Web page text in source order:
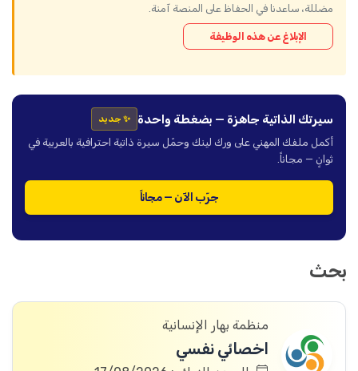
مضللة، ساعدنا في الحفاظ على المنصة آمنة.
الإبلاغ عن هذه الوظيفة
سيرتك الذاتية جاهزة — بضغطة واحدة ✨ جديد
أكمل ملفك المهني على ورك لينك وحمّل سيرة ذاتية احترافية بالعربية في
ثوانٍ — مجاناً.
جرّب الآن — مجاناً
بحث
منظمة بهار الإنسانية
اخصائي نفسي